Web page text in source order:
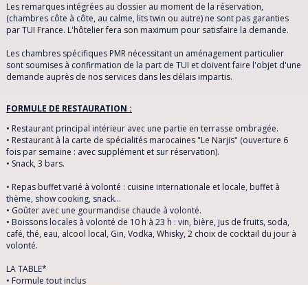
Les remarques intégrées au dossier au moment de la réservation,
(chambres côte à côte, au calme, lits twin ou autre) ne sont pas garanties
par TUI France. L'hôtelier fera son maximum pour satisfaire la demande.
Les chambres spécifiques PMR nécessitant un aménagement particulier
sont soumises à confirmation de la part de TUI et doivent faire l'objet d'une
demande auprès de nos services dans les délais impartis.
FORMULE DE RESTAURATION :
• Restaurant principal intérieur avec une partie en terrasse ombragée.
• Restaurant à la carte de spécialités marocaines "Le Narjis" (ouverture 6
fois par semaine : avec supplément et sur réservation).
• Snack, 3 bars.
• Repas buffet varié à volonté : cuisine internationale et locale, buffet à
thème, show cooking, snack…
• Goûter avec une gourmandise chaude à volonté.
• Boissons locales à volonté de 10 h à 23 h : vin, bière, jus de fruits, soda,
café, thé, eau, alcool local, Gin, Vodka, Whisky, 2 choix de cocktail du jour à
volonté.
LA TABLE*
• Formule tout inclus